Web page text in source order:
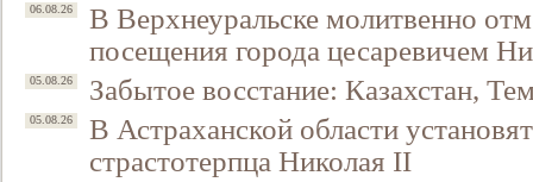
06.08.26
В Верхнеуральске молитвенно
посещения города цесаревичем
05.08.26 Забытое восстание: Казахстан,
05.08.26
В Астраханской области
страстотерпца Николая II